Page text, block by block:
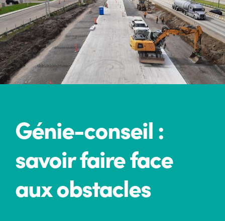
Génie-conseil :
savoir faire face
aux obstacles